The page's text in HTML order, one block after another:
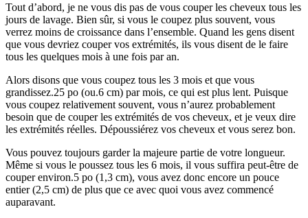
Tout d’abord, je ne vous dis pas de vous couper les cheveux tous les
jours de lavage. Bien sûr, si vous le coupez plus souvent, vous
verrez moins de croissance dans l’ensemble. Quand les gens disent
que vous devriez couper vos extrémités, ils vous disent de le faire
tous les quelques mois à une fois par an.
Alors disons que vous coupez tous les 3 mois et que vous
grandissez.25 po (ou.6 cm) par mois, ce qui est plus lent. Puisque
vous coupez relativement souvent, vous n’aurez probablement
besoin que de couper les extrémités de vos cheveux, et je veux dire
les extrémités réelles. Dépoussiérez vos cheveux et vous serez bon.
Vous pouvez toujours garder la majeure partie de votre longueur.
Même si vous le poussez tous les 6 mois, il vous suffira peut-être de
couper environ.5 po (1,3 cm), vous avez donc encore un pouce
entier (2,5 cm) de plus que ce avec quoi vous avez commencé
auparavant.